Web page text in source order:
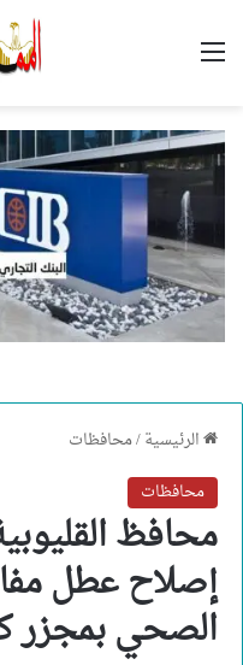
القائمة
الرئيسية/محافظات
محافظات
محافظ
إصلاح عطل
الصحي بمجزر